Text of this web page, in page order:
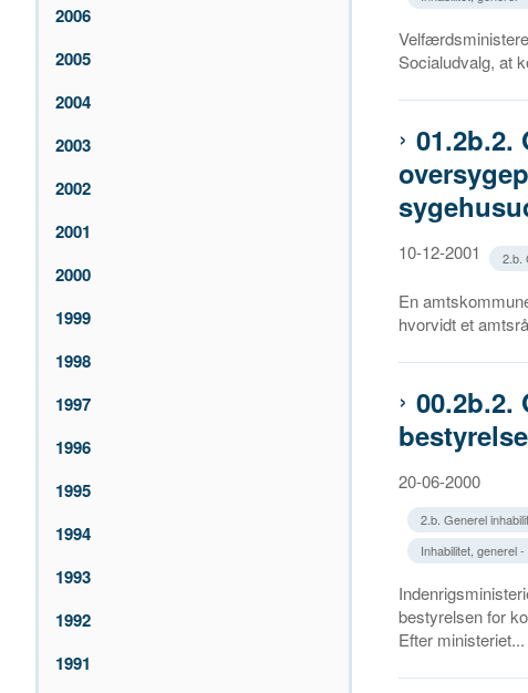
2006
2005
2004
2003
2002
2001
2000
1999
1998
1997
1996
1995
1994
1993
1992
1991
Socialudvalg, at
01.2b.2.
10-12-2001 2.b.
En
hvorvidt et
00.2b.2.
20-06-2000
2.b. Generel
Inhabilitet, generel
bestyrelsen for
Efter ministeriet...